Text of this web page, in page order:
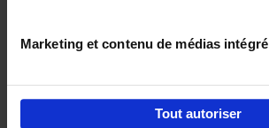
Marketing et contenu de médias intégré
Tout autoriser